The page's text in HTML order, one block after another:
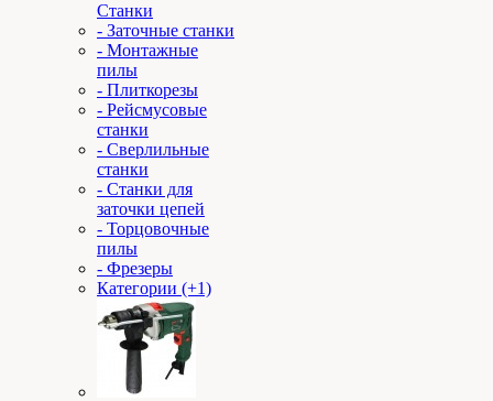
Станки
- Заточные станки
- Монтажные
пилы
- Плиткорезы
- Рейсмусовые
станки
- Сверлильные
станки
- Станки для
заточки цепей
- Торцовочные
пилы
- Фрезеры
Категории (+1)